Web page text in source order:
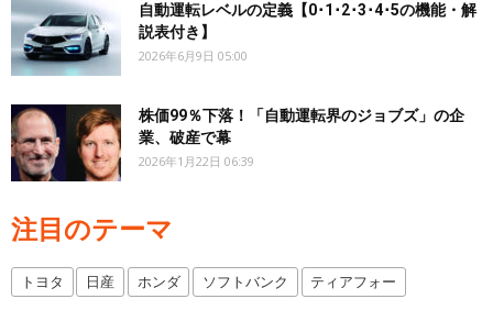
自動運転レベルの定義【0･1･2･3･4･5の機能・解
説表付き】
2026年6月9日 05:00
株価99％下落！「自動運転界のジョブズ」の企
業、破産で幕
2026年1月22日 06:39
注目のテーマ
トヨタ 日産 ホンダ ソフトバンク ティアフォー